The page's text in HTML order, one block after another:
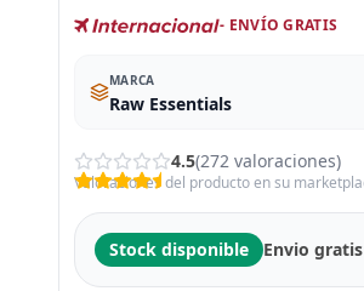
- ENVÍO GRATIS
MARCA
Raw Essentials
4.5(272 valoraciones)
Valoraciones del producto en su
Stock disponible Envio